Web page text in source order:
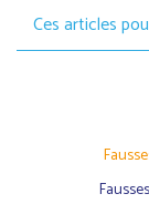
Ces articles